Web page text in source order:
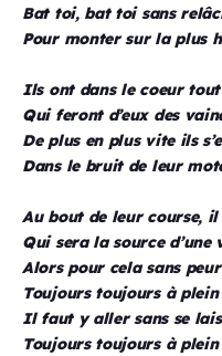
Bat toi, bat toi sans
Pour monter sur la plus
Ils ont dans le coeur
Qui feront d’eux des
De plus en plus vite ils
Dans le bruit de leur
Au bout de leur course,
Qui sera la source
Alors pour cela sans
Toujours toujours à plein
Il faut y aller sans se
Toujours toujours à plein